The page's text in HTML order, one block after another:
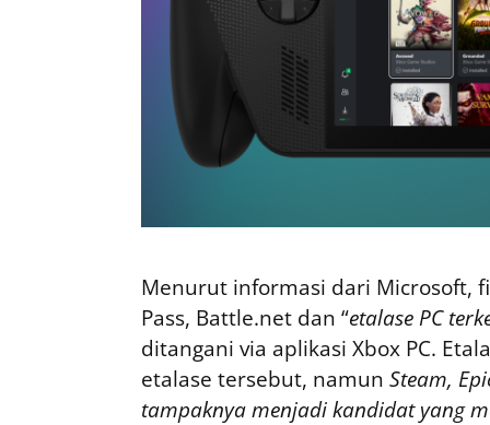
Menurut informasi dari Microsoft,
Pass, Battle.net dan “etalase PC
ditangani via aplikasi Xbox PC.
etalase tersebut, namun Steam,
tampaknya menjadi kandidat yang